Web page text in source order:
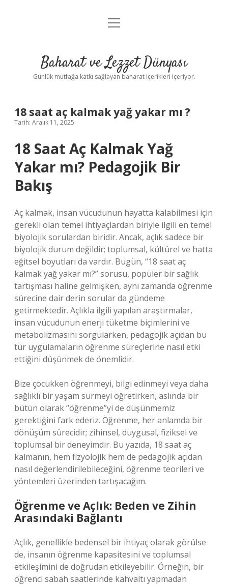
Anasayfa
Yasal Uyarı
menüyü
Baharat ve Lezzet Dünyası
Günlük mutfağa katkı sağlayan baharat içerikleri içeriyor.
18 saat aç kalmak yağ yakar mı ?
Tarih: Aralık 11, 2025
18 Saat Aç Kalmak Yağ
Yakar mı? Pedagojik Bir
Bakış
Aç kalmak, insan vücudunun hayatta kalabilmesi için
gerekli olan temel ihtiyaçlardan biriyle ilgili en temel
biyolojik sorulardan biridir. Ancak, açlık sadece bir
biyolojik durum değildir; toplumsal, kültürel ve hatta
eğitsel boyutları da vardır. Bugün, “18 saat aç
kalmak yağ yakar mı?” sorusu, popüler bir sağlık
tartışması haline gelmişken, aynı zamanda öğrenme
sürecine dair derin sorular da gündeme
getirmektedir. Açlıkla ilgili yapılan araştırmalar,
insan vücudunun enerji tüketme biçimlerini ve
metabolizmasını sorgularken, pedagojik açıdan bu
tür uygulamaların öğrenme süreçlerine nasıl etki
ettiğini düşünmek de önemlidir.
Bize çocukken öğrenmeyi, bilgi edinmeyi veya daha
sağlıklı bir yaşam sürmeyi öğretirken, aslında bir
bütün olarak “öğrenme”yi de düşünmemiz
gerektiğini fark ederiz. Öğrenme, her anlamda bir
dönüşüm sürecidir; zihinsel, duygusal, fiziksel ve
toplumsal bir deneyimdir. Bu yazıda, 18 saat aç
kalmanın, hem fizyolojik hem de pedagojik açıdan
nasıl değerlendirilebileceğini, öğrenme teorileri ve
yöntemleri üzerinden tartışacağım.
Öğrenme ve Açlık: Beden ve Zihin
Arasındaki Bağlantı
Açlık, genellikle bedensel bir ihtiyaç olarak görülse
de, insanın öğrenme kapasitesini ve toplumsal
etkileşimini de doğrudan etkileyebilir. Örneğin, bir
öğrenci sabah saatlerinde kahvaltı yapmadan